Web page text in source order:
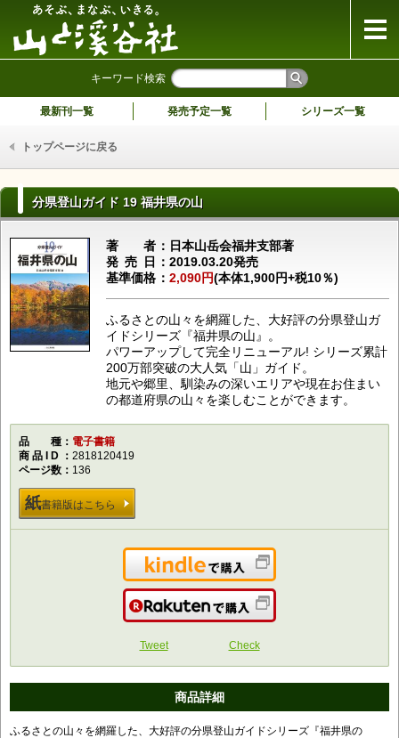
キーワード検索
最新刊一覧 発売予定一覧 シリーズ一覧
トップページに戻る
分県登山ガイド 19 福井県の山
著者日本山岳会福井支部著
発売日 2019.03.20発売
基準価格
2,090円(本体1,900円+税10％)
ふるさとの山々を網羅した、大好評の分県登山ガ
イドシリーズ『福井県の山』。
パワーアップして完全リニューアル! シリーズ累計
200万部突破の大人気「山」ガイド。
地元や郷里、馴染みの深いエリアや現在お住まい
の都道府県の山々を楽しむことができます。
品種電子書籍
商品ID
2818120419
ページ数
136
紙書籍版はこちら
Kindleで購入
楽天で購入
Tweet Check
商品詳細
ふるさとの山々を網羅した、大好評の分県登山ガイドシリーズ『福井県の